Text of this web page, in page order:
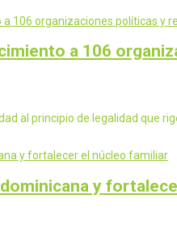
a 106
al principio de legalidad que
y